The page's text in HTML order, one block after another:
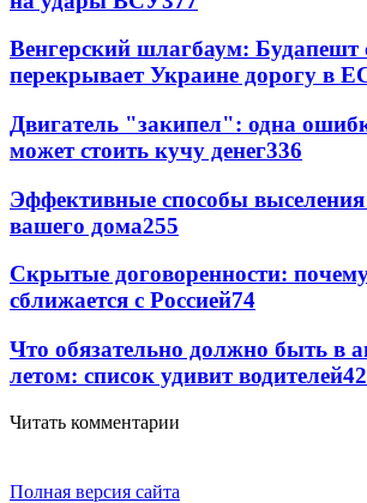
Венгерский шлагбаум: Будапешт
перекрывает Украине дорогу в
Двигатель "закипел": одна
может стоить кучу денег336
Эффективные способы
вашего дома255
Скрытые договоренности:
сближается с Россией74
Что обязательно должно быть в
летом: список удивит водителей42
Читать комментарии
Полная версия сайта